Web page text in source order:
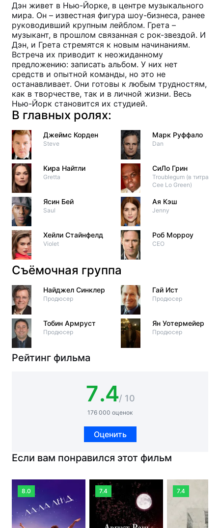
Дэн живет в Нью-Йорке, в центре музыкального
мира. Он – известная фигура шоу-бизнеса, ранее
руководивший крупным лейблом. Грета –
музыкант, в прошлом связанная с рок-звездой. И
Дэн, и Грета стремятся к новым начинаниям.
Встреча их приводит к неожиданному
предложению: записать альбом. У них нет
средств и опытной команды, но это не
останавливает. Они готовы к любым трудностям,
как в творчестве, так и в личной жизни. Весь
Нью-Йорк становится их студией.
В главных ролях:
Джеймс Корден
Steve
Кира Найтли
Gretta
Ясин Бей
Saul
Хейли Стайнфелд
Violet
Марк Руффало
Dan
СиЛо Грин
Troublegum (в титрах:
Cee Lo Green)
Ая Кэш
Jenny
Роб Морроу
CEO
Съёмочная группа
Найджел Синклер
Продюсер
Тобин Армруст
Продюсер
Гай Ист
Продюсер
Ян Уотермейер
Продюсер
Рейтинг фильма
7.4/ 10
176 000 оценок
Оценить
Если вам понравился этот фильм
8.0 7.4 7.4